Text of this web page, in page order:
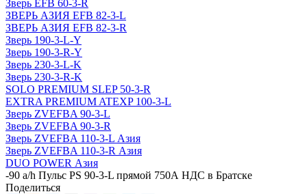
Зверь EFB 60-3-R
ЗВЕРЬ АЗИЯ EFB 82-3-L
ЗВЕРЬ АЗИЯ EFB 82-3-R
Зверь 190-3-L-Y
Зверь 190-3-R-Y
Зверь 230-3-L-K
Зверь 230-3-R-K
SOLO PREMIUM SLEP 50-3-R
EXTRA PREMIUM ATEXP 100-3-L
Зверь ZVEFBA 90-3-L
Зверь ZVEFBA 90-3-R
Зверь ZVEFBA 110-3-L Азия
Зверь ZVEFBA 110-3-R Азия
DUO POWER Азия
-90 a/h Пульс PS 90-3-L прямой 750А НДС в Братске
Поделиться